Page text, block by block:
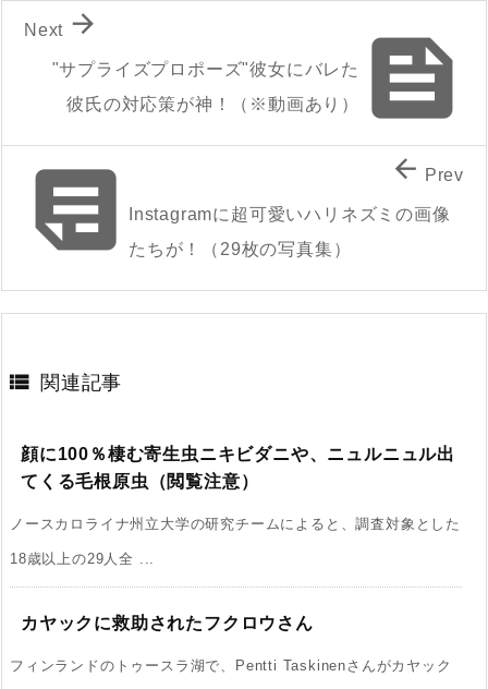

"サプライズプロポーズ"彼女にバレた
彼氏の対応策が神！（※動画あり）

Next
 Instagramに超可愛いハリネズミの画像
たちが！（29枚の写真集）
 Prev
 関連記事
顔に100％棲む寄生虫ニキビダニや、ニュルニュル出
てくる毛根原虫（閲覧注意）
ノースカロライナ州立大学の研究チームによると、調査対象とした
18歳以上の29人全 ...
カヤックに救助されたフクロウさん
フィンランドのトゥースラ湖で、Pentti Taskinenさんがカヤック